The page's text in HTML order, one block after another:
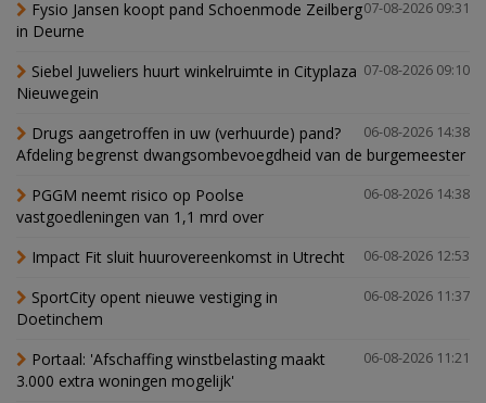
07-08-2026 09:31
Fysio Jansen koopt pand Schoenmode Zeilberg
in Deurne
07-08-2026 09:10
Siebel Juweliers huurt winkelruimte in Cityplaza
Nieuwegein
06-08-2026 14:38
Drugs aangetroffen in uw (verhuurde) pand?
Afdeling begrenst dwangsombevoegdheid van de burgemeester
06-08-2026 14:38
PGGM neemt risico op Poolse
vastgoedleningen van 1,1 mrd over
06-08-2026 12:53
Impact Fit sluit huurovereenkomst in Utrecht
06-08-2026 11:37
SportCity opent nieuwe vestiging in
Doetinchem
06-08-2026 11:21
Portaal: 'Afschaffing winstbelasting maakt
3.000 extra woningen mogelijk'